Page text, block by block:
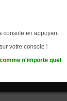
console en appuyant
votre console !
n'importe quel